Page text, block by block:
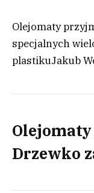
Olejomaty
specjalnych
plastikuJakub
Olejomaty
Drzewko